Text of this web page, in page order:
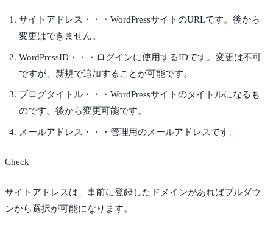
サイトアドレス・・・WordPressサイトのURLです。後から
変更はできません。
WordPressID・・・ログインに使用するIDです。変更は不可
ですが、新規で追加することが可能です。
ブログタイトル・・・WordPressサイトのタイトルになるも
のです。後から変更可能です。
メールアドレス・・・管理用のメールアドレスです。
Check
サイトアドレスは、事前に登録したドメインがあればプルダウ
ンから選択が可能になります。